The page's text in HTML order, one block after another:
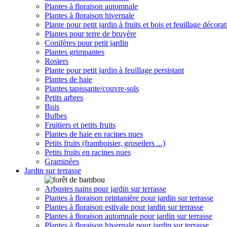
Plantes à floraison automnale
Plantes à floraison hivernale
Plante pour petit jardin à fruits et bois et feuillage
Plantes pour terre de bruyère
Conifères pour petit jardin
Plantes grimpantes
Rosiers
Plante pour petit jardin à feuillage persistant
Plantes de haie
Plantes tapissante/couvre-sols
Petits arbres
Buis
Bulbes
Fruitiers et petits fruits
Plantes de haie en racines nues
Petits fruits (framboisier, groseilers ...)
Petits fruits en racines nues
Graminées
Jardin sur terrasse
Arbustes nains pour jardin sur terrasse
Plantes à floraison printanière pour jardin sur terrasse
Plantes à floraison estivale pour jardin sur terrasse
Plantes à floraison automnale pour jardin sur terrasse
Plantes à floraison hivernale pour jardin sur terrasse